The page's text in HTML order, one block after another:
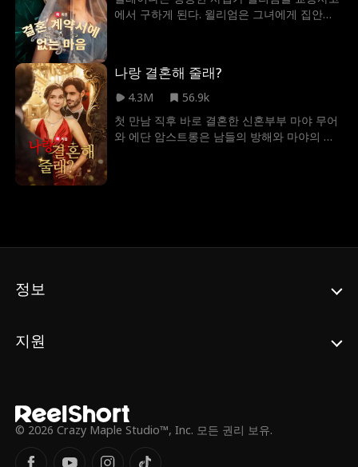
에서 구하게 된다. 윌리엄은 그녀에게 집안의
알게 된다. 하지만 제이슨의 바람을 알게 된 알
레이나는 약혼을 파기하고, 치매가 걸린 할머
결혼을 하게 된다. 윌리엄은 이를 계기로 그녀
를 보호하고, 알레이나는 점점 윌리엄에게 마
나랑 결혼해 줄래?
4.3M
56.9k
첫 만남 직후 바로 결혼한 신혼부부 마야 무어
와 에단 암스트롱은 남들의 방해와 마야의 미
정보
지원
© 2026 Crazy Maple Studio™, Inc. 모든 권리 보유.